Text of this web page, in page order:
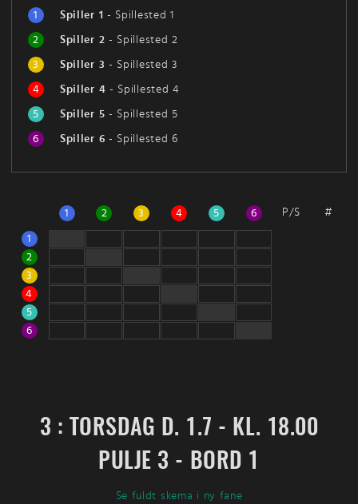
1 Spiller 1 - Spillested 1
2
Spiller 2 - Spillested 2
3
Spiller 3 - Spillested 3
4
Spiller 4 - Spillested 4
5
Spiller 5 - Spillested 5
6
Spiller 6 - Spillested 6
1 2 3 4 5 6 P/S
#
1
2
3
4
5
6
3 : TORSDAG D. 1.7 - KL. 18.00
PULJE 3 - BORD 1
Se fuldt skema i ny fane